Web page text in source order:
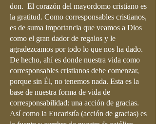
don. El corazón del mayordomo cristiano es
la gratitud. Como corresponsables cristianos,
es de suma importancia que veamos a Dios
como el gran dador de regalos y le
agradezcamos por todo lo que nos ha dado.
De hecho, ahí es donde nuestra vida como
corresponsables cristianos debe comenzar,
porque sin Él, no tenemos nada. Esta es la
base de nuestra forma de vida de
corresponsabilidad: una acción de gracias.
Así como la Eucaristía (acción de gracias) es